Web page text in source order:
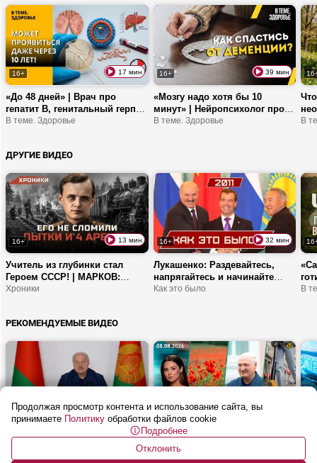
16+ 17 мин
«До 48 дней» | Врач про
гепатит В, генитальный герпес
и можно ли заразиться
В теме. Здоровье
16+ 39 мин
«Мозгу надо хотя бы 10
минут» | Нейропсихолог про
раннюю диагностику
В теме. Здоровье В
ДРУГИЕ ВИДЕО
16+ 13 мин
Учитель из глубинки стал
Героем СССР! | МАРКОВ:
легендарный комбриг и гроза
Хроники
16+ 32 мин
Лукашенко: Раздевайтесь,
напрягайтесь и начинайте
РАБОТАТЬ! | Теракт, кризис и
Как это было В
РЕКОМЕНДУЕМЫЕ ВИДЕО
16+ 26 мин
БАЛОВАТЬСЯ! | Совещание по
ТОРГОВЛЕ: цены, автолавки и
16+
Почему в Гродно запретили
шеринг электросамокатов? | В
Продолжая просмотр контента и использование сайта, вы
принимаете Политику обработки файлов cookie
Подробнее
Отклонить